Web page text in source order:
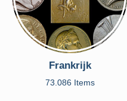
Frankrijk
73.086 Items